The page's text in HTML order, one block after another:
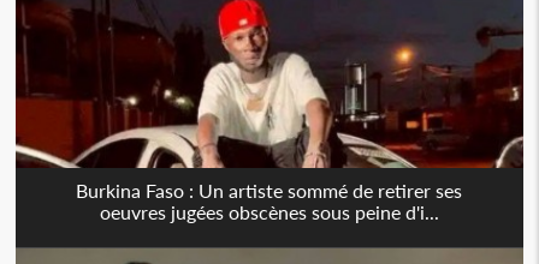
Burkina Faso : Un artiste sommé de retirer ses
oeuvres jugées obscènes sous peine d'i...